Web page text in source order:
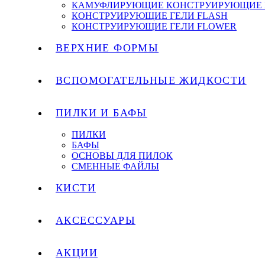
КАМУФЛИРУЮЩИЕ КОНСТРУИРУЮЩИЕ
КОНСТРУИРУЮЩИЕ ГЕЛИ FLASH
КОНСТРУИРУЮЩИЕ ГЕЛИ FLOWER
ВЕРХНИЕ ФОРМЫ
ВСПОМОГАТЕЛЬНЫЕ ЖИДКОСТИ
ПИЛКИ И БАФЫ
ПИЛКИ
БАФЫ
ОСНОВЫ ДЛЯ ПИЛОК
СМЕННЫЕ ФАЙЛЫ
КИСТИ
АКСЕССУАРЫ
АКЦИИ